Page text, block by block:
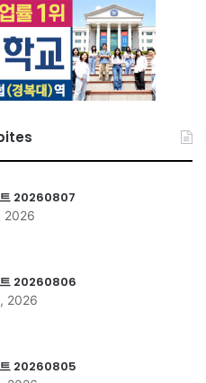
20260807
2026
트 20260806
2026
트 20260805